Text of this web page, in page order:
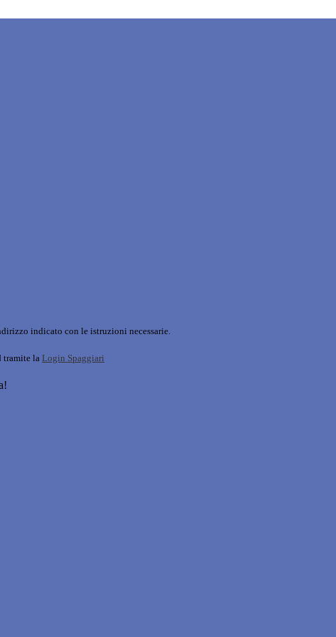
indicato con le istruzioni necessarie.
tramite la Login Spaggiari